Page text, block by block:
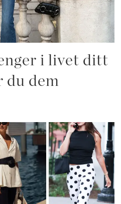
i livet ditt
du dem